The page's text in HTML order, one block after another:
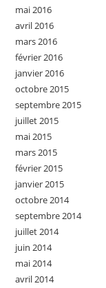
mai 2016
avril 2016
mars 2016
février 2016
janvier 2016
octobre 2015
septembre 2015
juillet 2015
mai 2015
mars 2015
février 2015
janvier 2015
octobre 2014
septembre 2014
juillet 2014
juin 2014
mai 2014
avril 2014